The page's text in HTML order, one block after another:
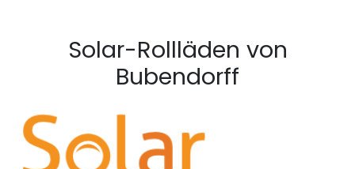
Solar-Rollläden von
Bubendorff